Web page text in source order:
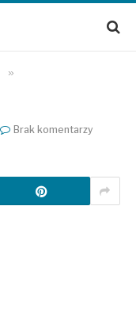
»
Brak komentarzy